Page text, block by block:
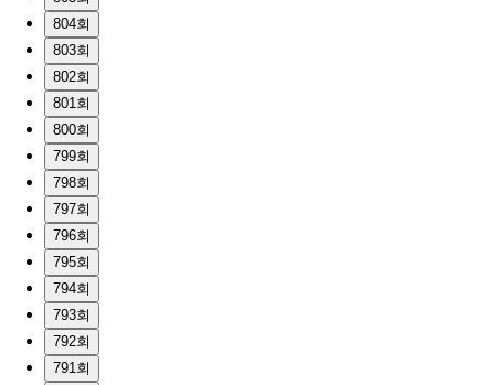
804회
803회
802회
801회
800회
799회
798회
797회
796회
795회
794회
793회
792회
791회